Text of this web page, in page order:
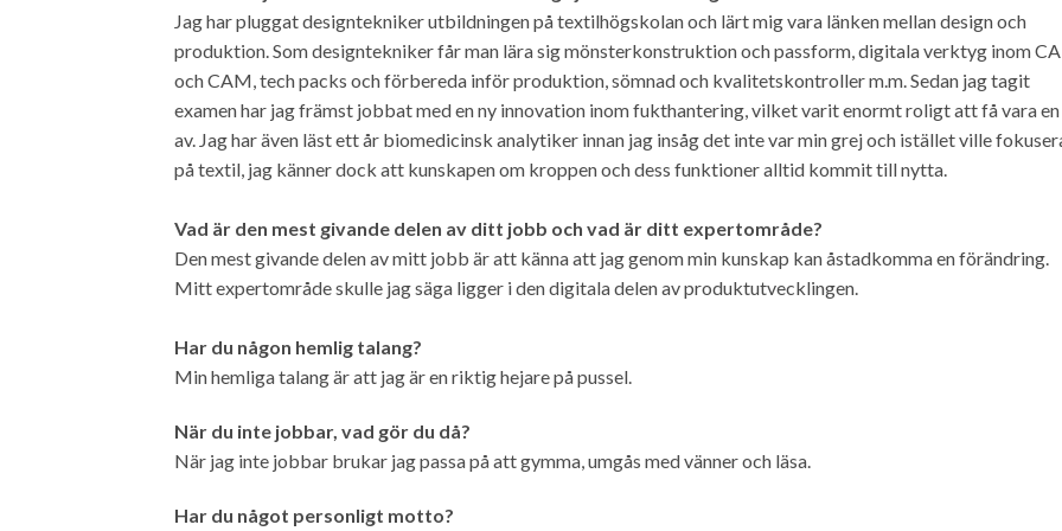
Jag har pluggat designtekniker utbildningen på textilhögskolan och lärt mig vara länken mellan design och
produktion. Som designtekniker får man lära sig mönsterkonstruktion och passform, digitala verktyg inom
och CAM, tech packs och förbereda inför produktion, sömnad och kvalitetskontroller m.m. Sedan jag tagit
examen har jag främst jobbat med en ny innovation inom fukthantering, vilket varit enormt roligt att få vara
av. Jag har även läst ett år biomedicinsk analytiker innan jag insåg det inte var min grej och istället ville
på textil, jag känner dock att kunskapen om kroppen och dess funktioner alltid kommit till nytta.
Vad är den mest givande delen av ditt jobb och vad är ditt expertområde?
Den mest givande delen av mitt jobb är att känna att jag genom min kunskap kan åstadkomma en förändring.
Mitt expertområde skulle jag säga ligger i den digitala delen av produktutvecklingen.
Har du någon hemlig talang?
Min hemliga talang är att jag är en riktig hejare på pussel.
När du inte jobbar, vad gör du då?
När jag inte jobbar brukar jag passa på att gymma, umgås med vänner och läsa.
Har du något personligt motto?